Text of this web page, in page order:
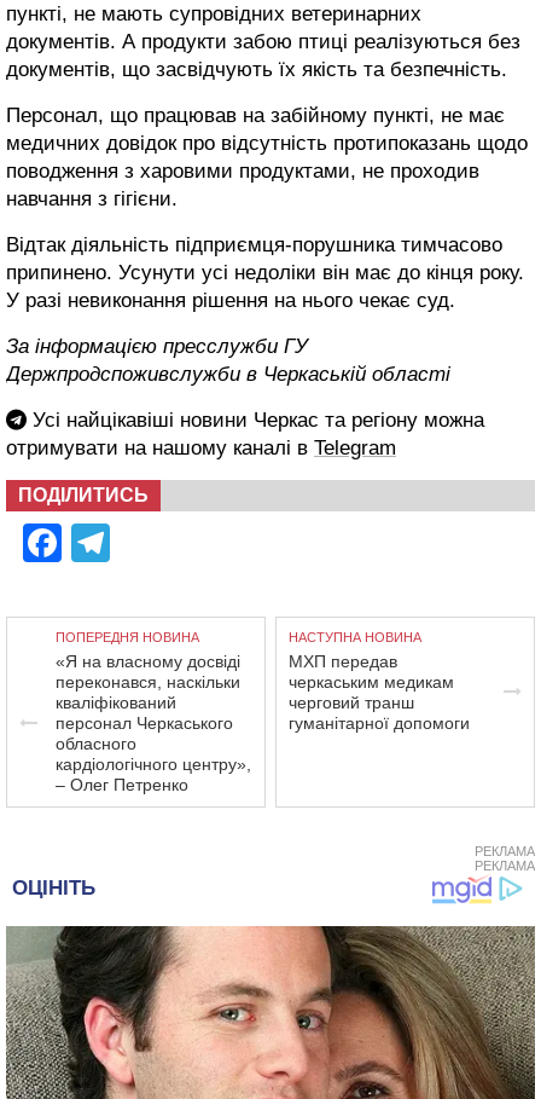
пункті, не мають супровідних ветеринарних
документів. А продукти забою птиці реалізуються без
документів, що засвідчують їх якість та безпечність.
Персонал, що працював на забійному пункті, не має
медичних довідок про відсутність протипоказань щодо
поводження з харовими продуктами, не проходив
навчання з гігієни.
Відтак діяльність підприємця-порушника тимчасово
припинено. Усунути усі недоліки він має до кінця року.
У разі невиконання рішення на нього чекає суд.
За інформацією пресслужби ГУ
Держпродспоживслужби в Черкаській області
Усі найцікавіші новини Черкас та регіону можна
отримувати на нашому каналі в Telegram
ПОДІЛИТИСЬ
Facebook
ПОПЕРЕДНЯ НОВИНА
«Я на власному досвіді
переконався, наскільки
кваліфікований
персонал Черкаського
обласного
кардіологічного центру»,
– Олег Петренко
НАСТУПНА НОВИНА
МХП передав
черкаським медикам
черговий транш
гуманітарної допомоги
РЕКЛАМА
РЕКЛАМА